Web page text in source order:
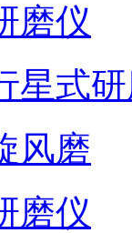
磨仪
星式
风磨
磨仪